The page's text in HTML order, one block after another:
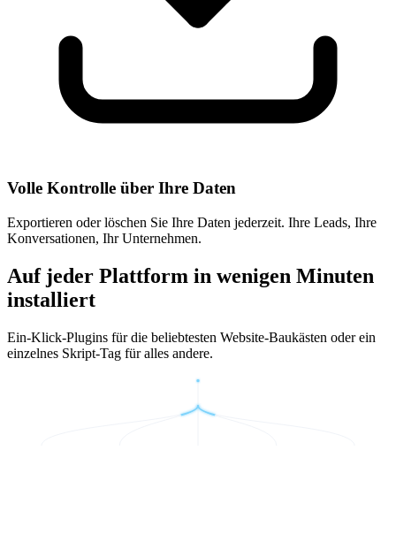
Volle Kontrolle über Ihre Daten
Exportieren oder löschen Sie Ihre Daten jederzeit. Ihre Leads, Ihre
Konversationen, Ihr Unternehmen.
Auf jeder Plattform in wenigen Minuten
installiert
Ein-Klick-Plugins für die beliebtesten Website-Baukästen oder ein
einzelnes Skript-Tag für alles andere.